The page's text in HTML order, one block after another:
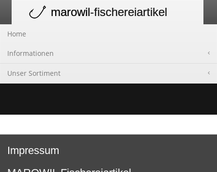
navigation
marowil-fischereiartikel
Home
Informationen
Unser Sortiment
Impressum